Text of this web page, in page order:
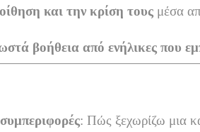
και την κρίση τους μέσα
βοήθεια από ενήλικες που
: Πώς ξεχωρίζω μια